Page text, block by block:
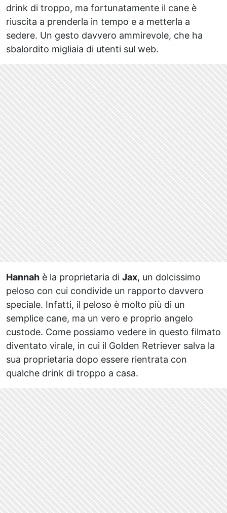
drink di troppo, ma fortunatamente il cane è
riuscita a prenderla in tempo e a metterla a
sedere. Un gesto davvero ammirevole, che ha
sbalordito migliaia di utenti sul web.
Hannah è la proprietaria di Jax, un dolcissimo
peloso con cui condivide un rapporto davvero
speciale. Infatti, il peloso è molto più di un
semplice cane, ma un vero e proprio angelo
custode. Come possiamo vedere in questo filmato
diventato virale, in cui il Golden Retriever salva la
sua proprietaria dopo essere rientrata con
qualche drink di troppo a casa.